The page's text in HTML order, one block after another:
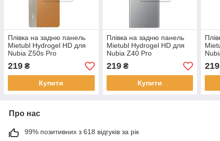
Плівка на задню панель
Mietubl Hydrogel HD для
Nubia Z50s Pro
219 ₴
Купити
Плівка на задню панель
Mietubl Hydrogel HD для
Nubia Z40 Pro
219₴
Купити
219
Про нас
99% позитивних з 618 відгуків за рік